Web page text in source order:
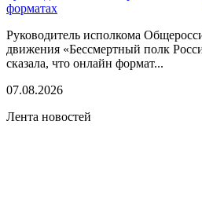
форматах
Руководитель исполкома
движения «Бессмертный полк
сказала, что онлайн формат...
07.08.2026
Лента новостей